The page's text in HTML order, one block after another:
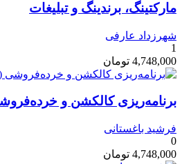
مارکتینگ، برندینگ و تبلیغات
شهرزداد عارفی
1
4,748,000 تومان
برنامه‌ریزی کالکشن و
فرشید باغستانی
0
4,748,000 تومان